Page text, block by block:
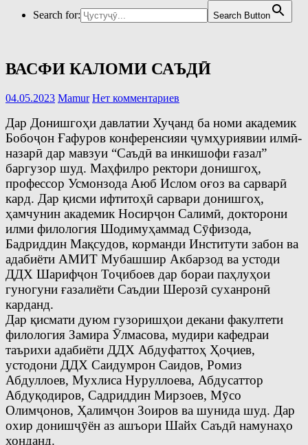
Search for:
Search Button
ВАСФИ КАЛОМИ САЪДӢ
04.05.2023 Mamur Нет комментариев
Дар Донишгоҳи давлатии Хуҷанд ба номи академик
Бобоҷон Ғафуров конференсияи ҷумҳуриявии илмӣ-
назарӣ дар мавзуи “Саъдӣ ва инкишофи ғазал”
баргузор шуд. Маҳфилро ректори донишгоҳ,
профессор Усмонзода Аюб Ислом оғоз ва сарварӣ
кард. Дар қисми ифтитоҳӣ сарвари донишгоҳ,
ҳамчунин академик Носирҷон Салимӣ, докторони
илми филология Шодимуҳаммад Сӯфизода,
Бадриддин Мақсудов, корманди Институти забон ва
адабиёти АМИТ Мубашшир Акбарзод ва устоди
ДДХ Шарифҷон Тоҷибоев дар бораи паҳлуҳои
гуногуни ғазалиёти Саъдии Шерозӣ суханронӣ
карданд.
Дар қисмати дуюм гузоришҳои декани факултети
филология Замира Ӯлмасова, мудири кафедраи
таърихи адабиёти ДДХ Абдуфаттоҳ Ҳоҷиев,
устодони ДДХ Саидумрон Саидов, Ромиз
Абдуллоев, Мухлиса Нуруллоева, Абдусаттор
Абдуқодиров, Садриддин Мирзоев, Мӯсо
Олимҷонов, Ҳалимҷон Зоиров ва шунида шуд. Дар
охир донишҷӯён аз ашъори Шайх Саъдӣ намунаҳо
хонданд.